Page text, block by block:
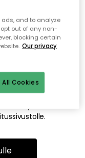
löydä
ole tai siitä, että se
mahdollisesti
and to analyze
out of any non-
blocking certain
Our privacy
Cookies